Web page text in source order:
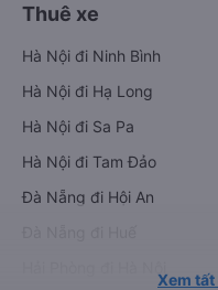
Thuê xe
Hà Nội đi Ninh Bình
Hà Nội đi Hạ Long
Hà Nội đi Sa Pa
Hà Nội đi Tam Đảo
Đà Nẵng đi Hội An
Xem